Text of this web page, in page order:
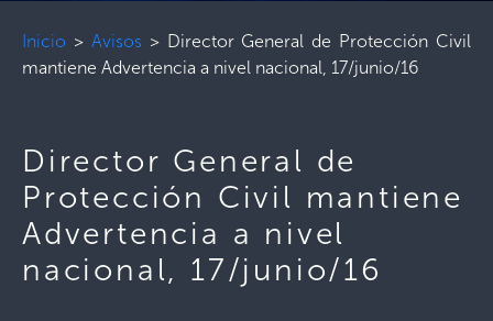
Inicio > Avisos> Director General de Protección Civil
mantiene Advertencia a nivel nacional, 17/junio/16
Director General de
Protección Civil mantiene
Advertencia a nivel
nacional, 17/junio/16